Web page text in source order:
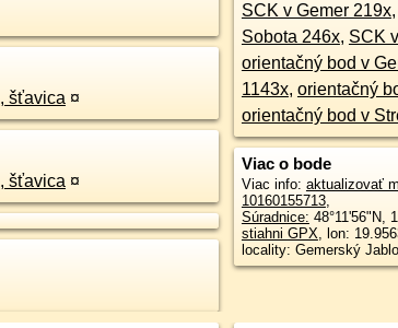
šťavica ¤
šťavica ¤
SCK v Gemer 219x,
Sobota 246x, SCK
orientačný bod v
1143x, orientačný
orientačný bod v
Viac o bode
Viac info: aktualizovať
10160155713,
Súradnice: 48°11'56"N,
stiahni GPX, lon:
locality: Gemerský